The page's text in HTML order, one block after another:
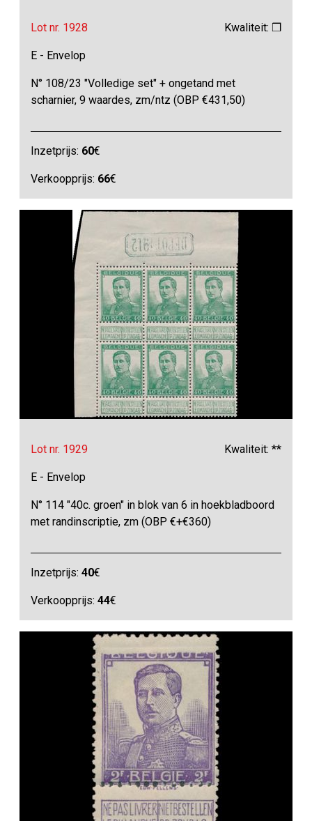
Lot nr. 1928 Kwaliteit: ❒
E - Envelop
N° 108/23 "Volledige set" + ongetand met
scharnier, 9 waardes, zm/ntz (OBP €431,50)
Inzetprijs: 60€
Verkoopprijs: 66€
Lot nr. 1929 Kwaliteit: **
E - Envelop
N° 114 "40c. groen" in blok van 6 in hoekbladboord
met randinscriptie, zm (OBP €+€360)
Inzetprijs:40€
Verkoopprijs:44€